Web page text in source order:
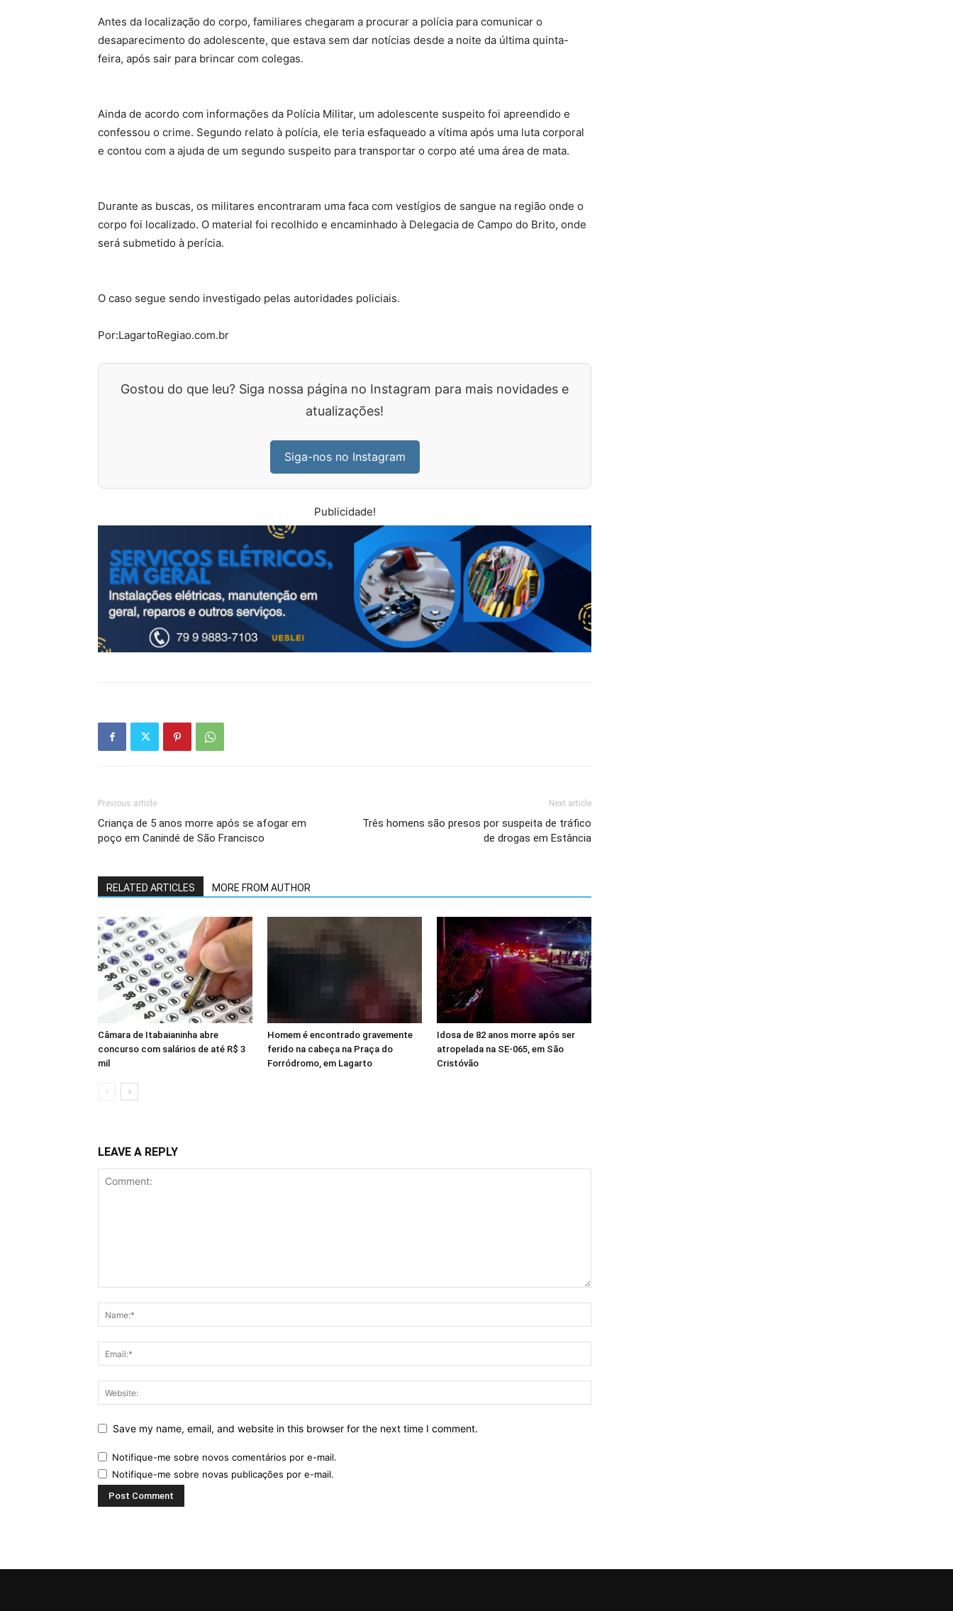
Antes da localização do corpo, familiares chegaram a procurar a polícia para comunicar o
desaparecimento do adolescente, que estava sem dar notícias desde a noite da última quinta-
feira, após sair para brincar com colegas.
Ainda de acordo com informações da Polícia Militar, um adolescente suspeito foi apreendido e
confessou o crime. Segundo relato à polícia, ele teria esfaqueado a vítima após uma luta corporal
e contou com a ajuda de um segundo suspeito para transportar o corpo até uma área de mata.
Durante as buscas, os militares encontraram uma faca com vestígios de sangue na região onde o
corpo foi localizado. O material foi recolhido e encaminhado à Delegacia de Campo do Brito, onde
será submetido à perícia.
O caso segue sendo investigado pelas autoridades policiais.
Por:LagartoRegiao.com.br
Gostou do que leu? Siga nossa página no Instagram para mais novidades e
atualizações!
Siga-nos no Instagram
Publicidade!
Previous article
Criança de 5 anos morre após se afogar em
poço em Canindé de São Francisco
Next article
Três homens são presos por suspeita de tráfico
de drogas em Estância
RELATED ARTICLES MORE FROM AUTHOR
Câmara de Itabaianinha abre
concurso com salários de até R$ 3
mil
Homem é encontrado gravemente
ferido na cabeça na Praça do
Forródromo, em Lagarto
Idosa de 82 anos morre após ser
atropelada na SE-065, em São
Cristóvão
LEAVE A REPLY
Save my name, email, and website in this browser for the next time I comment.
Notifique-me sobre novos comentários por e-mail.
Notifique-me sobre novas publicações por e-mail.